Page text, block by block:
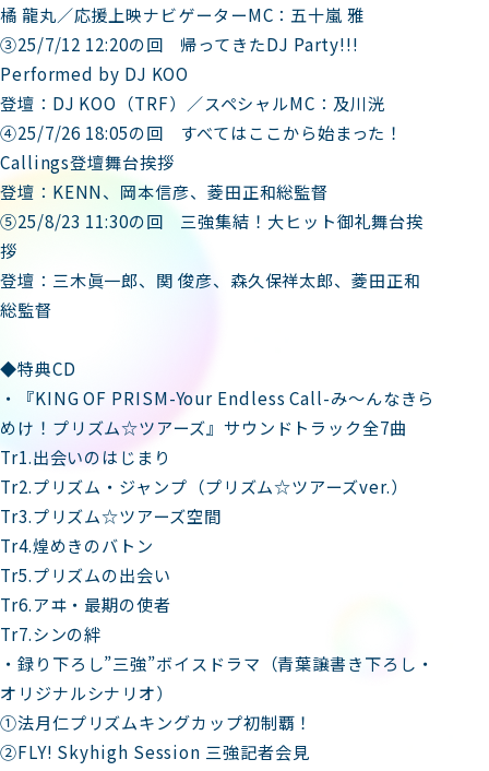
橘 龍丸／応援上映ナビゲーターMC：五十嵐 雅
③25/7/12 12:20の回 帰ってきたDJ Party!!!
Performed by DJ KOO
登壇：DJ KOO（TRF）／スペシャルMC：及川洸
④25/7/26 18:05の回 すべてはここから始まった！
Callings登壇舞台挨拶
登壇：KENN、岡本信彦、菱田正和総監督
⑤25/8/23 11:30の回 三強集結！大ヒット御礼舞台挨
拶
登壇：三木眞一郎、関 俊彦、森久保祥太郎、菱田正和
総監督
◆特典CD
・『KING OF PRISM-Your Endless Call-み～んなきら
めけ！プリズム☆ツアーズ』サウンドトラック全7曲
Tr1.出会いのはじまり
Tr2.プリズム・ジャンプ（プリズム☆ツアーズver.）
Tr3.プリズム☆ツアーズ空間
Tr4.煌めきのバトン
Tr5.プリズムの出会い
Tr6.アヰ・最期の使者
Tr7.シンの絆
・録り下ろし”三強”ボイスドラマ（青葉譲書き下ろし・
オリジナルシナリオ）
①法月仁プリズムキングカップ初制覇！
②FLY! Skyhigh Session 三強記者会見